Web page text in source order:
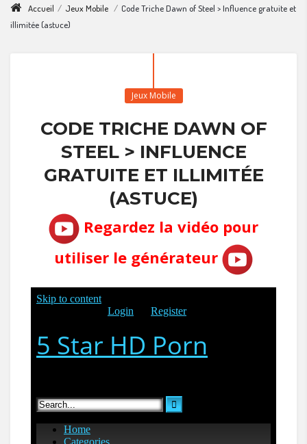
Accueil / Jeux Mobile / Code Triche Dawn of Steel > Influence gratuite et
illimitée (astuce)
Jeux Mobile
CODE TRICHE DAWN OF
STEEL > INFLUENCE
GRATUITE ET ILLIMITÉE
(ASTUCE)
Regardez la vidéo pour
utiliser le générateur